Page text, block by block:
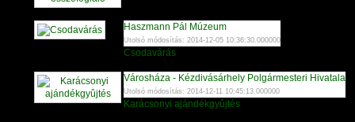
Haszmann Pál Múzeum
Utolsó módosítás: 2014-12-05 10:36:30.000000
Csodavárás
Városháza - Kézdivásárhely Polgármesteri Hivatala
Utolsó módosítás: 2014-12-11 10:45:13.000000
Karácsonyi ajándékgyûjtés